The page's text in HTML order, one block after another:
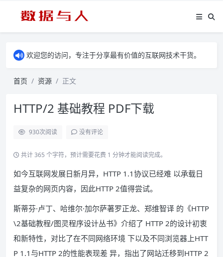
欢迎您的访问，专注于分享最有价值的互联网技术干货。
首页 资源 正文
HTTP/2 基础教程 PDF下载
930次阅读 没有评论
共计 365 个字符，预计需要花费 1 分钟才能阅读完成。
如今互联网发展日新月异，HTTP 1.1协议已经难 以承载日
益复杂的网页内容，因此HTTP 2值得尝试。
斯蒂芬·卢丁、哈维尔·加尔萨著罗正龙、郑维智译 的《HTTP
\2基础教程/图灵程序设计丛书》介绍了 HTTP 2的设计初衷
和新特性，对比了在不同网络环境 下以及不同浏览器上HTT
P 1.1与HTTP 2的性能表现差 异，指出了网站迁移到HTTP 2